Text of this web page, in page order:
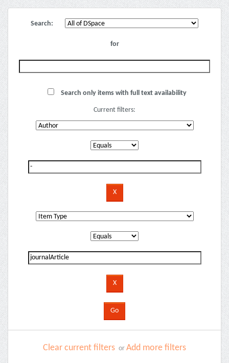
Search:
for
Search only items with full text availability
Current filters:
Clear current filters or Add more filters